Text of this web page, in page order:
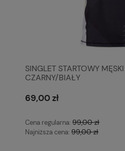
SINGLET STARTOWY
CZARNY/BIAŁY
69,00 zł
Cena regularna:99,00 zł
Najniższa cena:99,00 zł